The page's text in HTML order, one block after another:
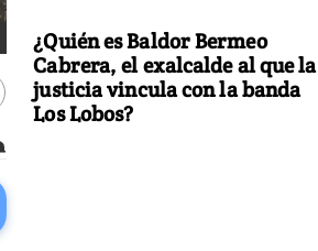
¿Quién es Baldor Bermeo
Cabrera, el exalcalde al que la
justicia vincula con la banda
Los Lobos?